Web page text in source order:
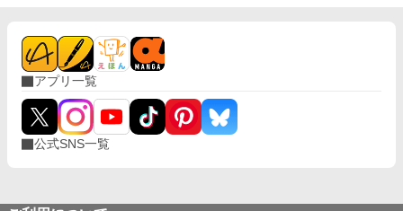
アプリ一覧
公式SNS一覧